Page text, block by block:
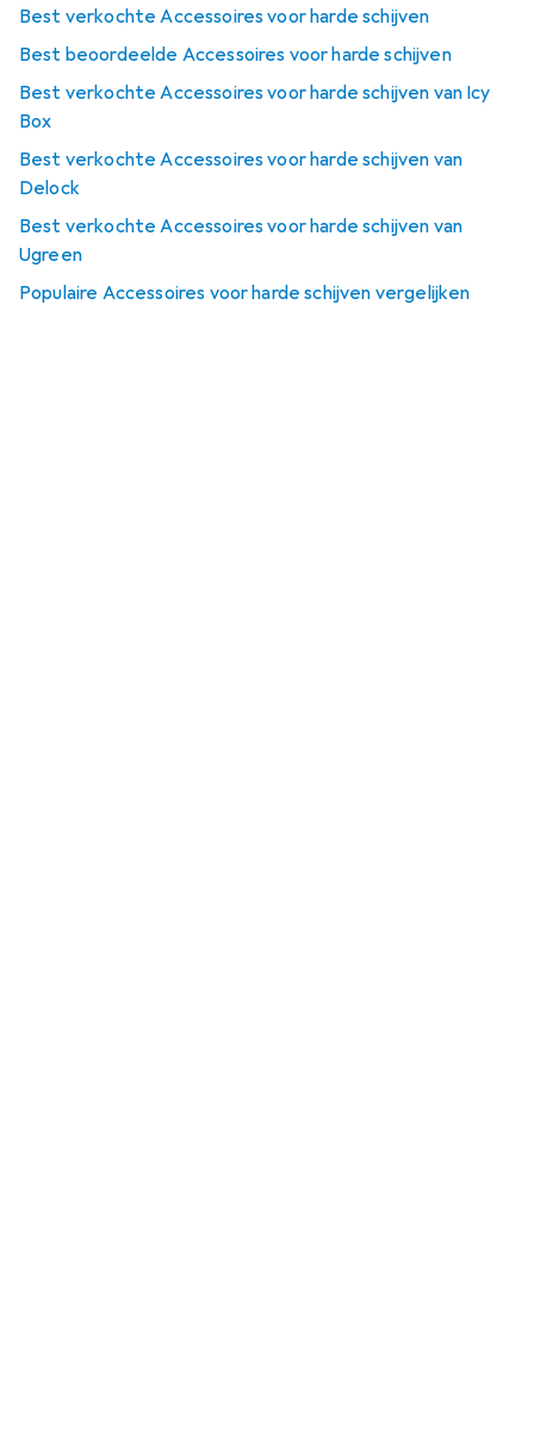
Best verkochte Accessoires voor harde schijven
Best beoordeelde Accessoires voor harde schijven
Best verkochte Accessoires voor harde schijven van Icy
Box
Best verkochte Accessoires voor harde schijven van
Delock
Best verkochte Accessoires voor harde schijven van
Ugreen
Populaire Accessoires voor harde schijven vergelijken